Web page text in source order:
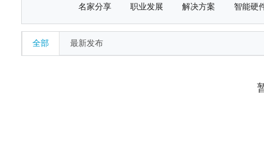
名家分享 职业发展 解决方案 智能硬
全部 最新发布